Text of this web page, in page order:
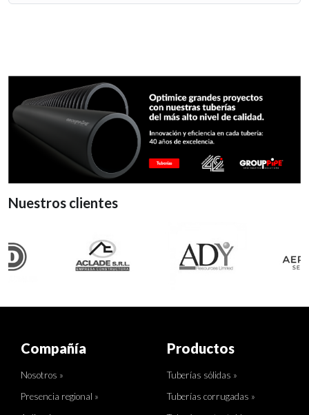
Nuestros clientes
Compañía
Nosotros »
Presencia regional »
Productos
Tuberías sólidas »
Tuberías corrugadas »